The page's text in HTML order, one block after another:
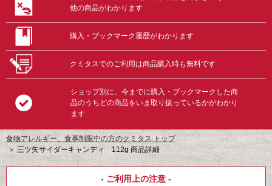
他の商品がわかります
購入・ブックマーク履歴がわかります
クミタスでのご利用は商品購入時も無料です
ショップ別に、今までに購入・ブックマークした商
品のうちどの商品をいま取り扱っているかがわかり
ます
食物アレルギー、食事制限中の方のクミタス トップ
＞三ツ矢サイダーキャンディ 112g 商品詳細
- ご利用上の注意 -